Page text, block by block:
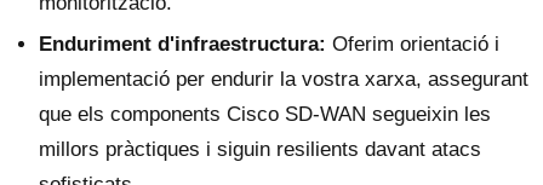
Enduriment d'infraestructura: Oferim orientació i
implementació per endurir la vostra xarxa, assegurant
que els components Cisco SD-WAN segueixin les
millors pràctiques i siguin resilients davant atacs